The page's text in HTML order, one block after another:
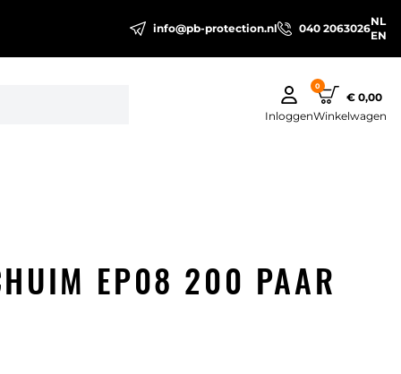
info@pb-protection.nl 040 2063026
NL
EN
Inloggen
0
€ 0,00
Winkelwagen
EP08 200 PAAR